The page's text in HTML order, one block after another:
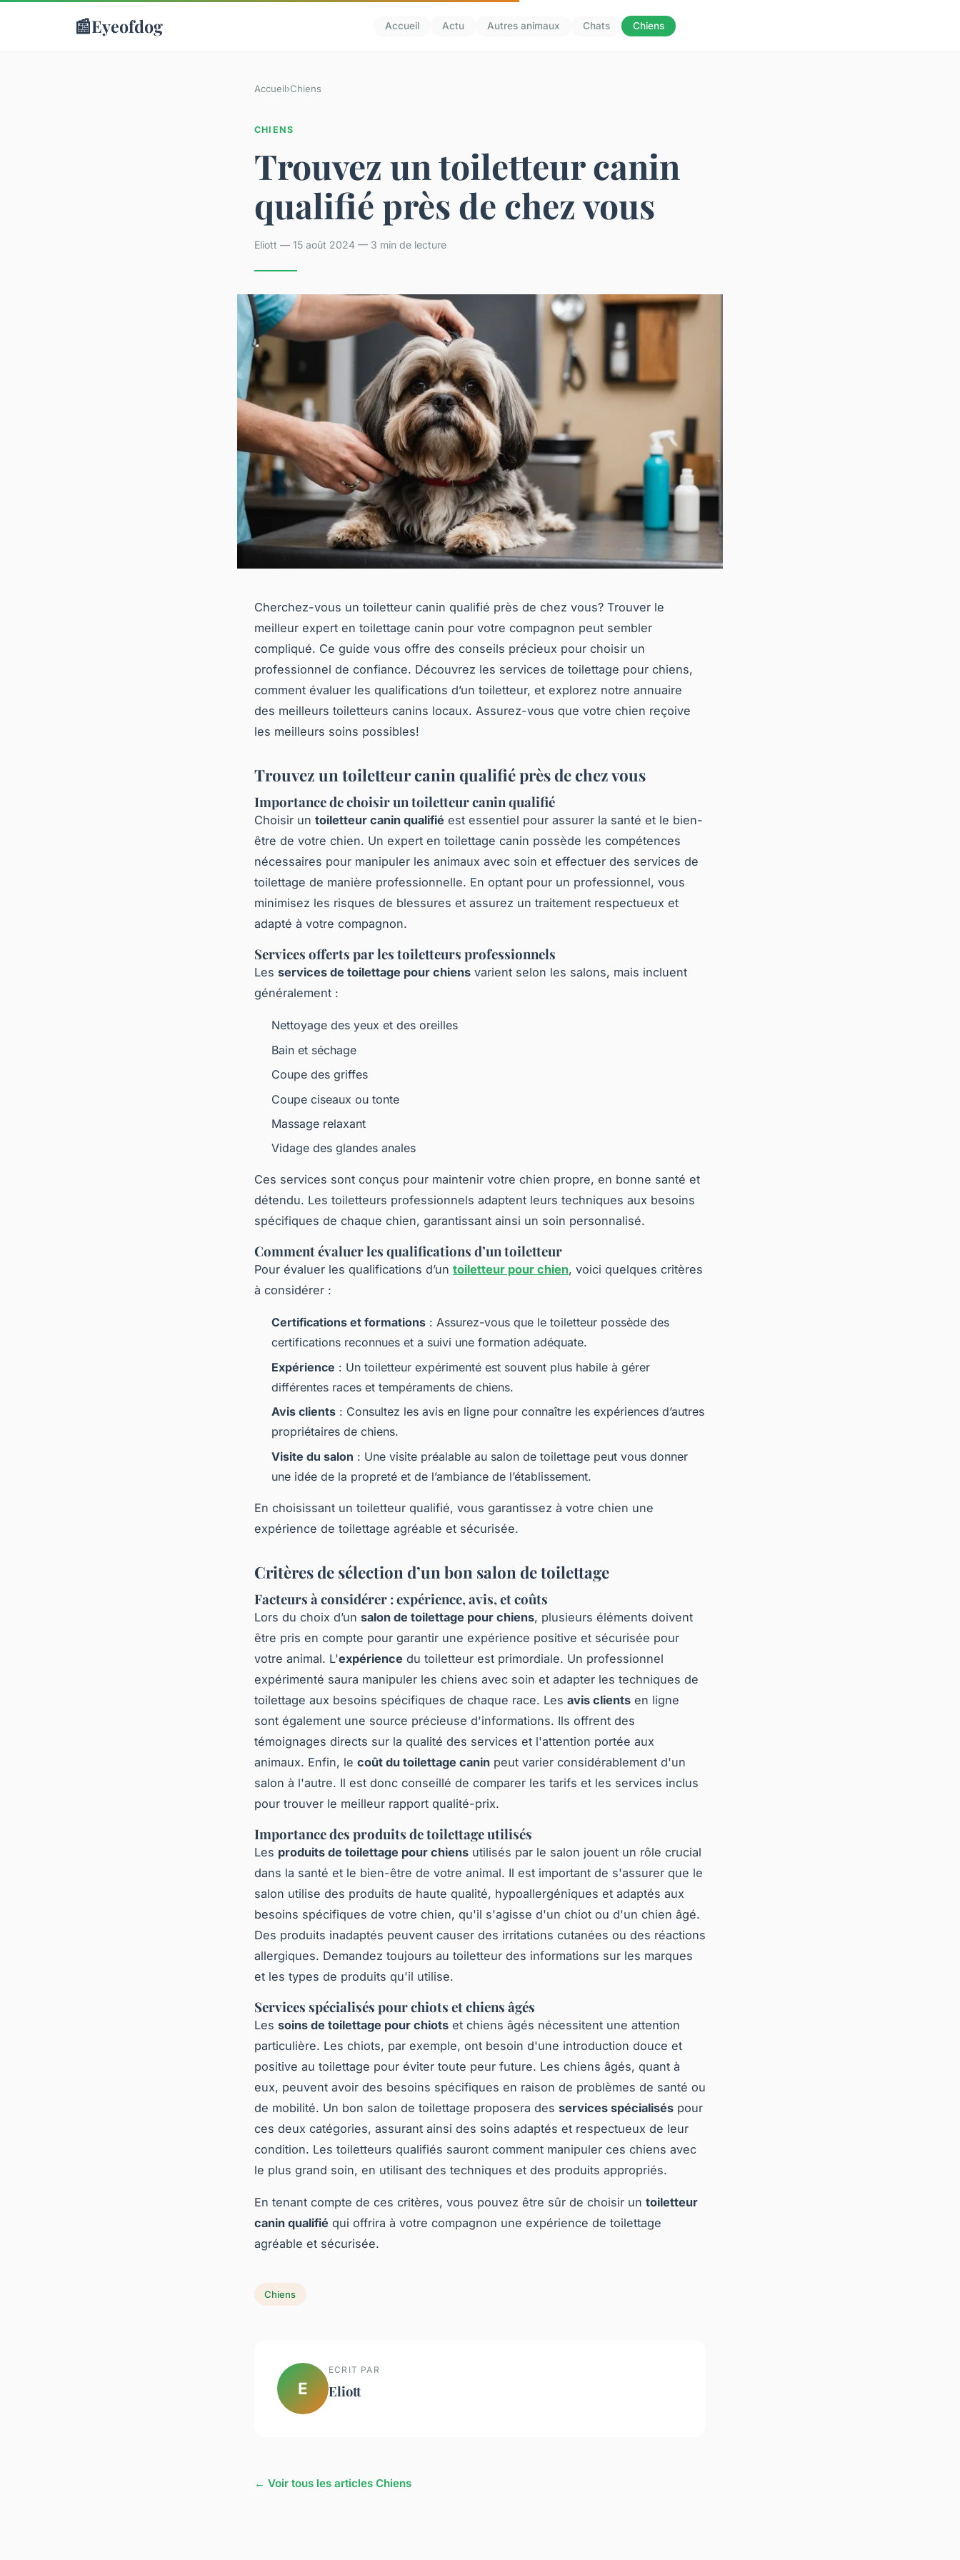
📰Eyeofdog Accueil Actu Autres animaux Chats Chiens
Accueil›Chiens
CHIENS
Trouvez un toiletteur canin
qualifié près de chez vous
Eliott — 15 août 2024 — 3 min de lecture
Cherchez-vous un toiletteur canin qualifié près de chez vous? Trouver le
meilleur expert en toilettage canin pour votre compagnon peut sembler
compliqué. Ce guide vous offre des conseils précieux pour choisir un
professionnel de confiance. Découvrez les services de toilettage pour chiens,
comment évaluer les qualifications d’un toiletteur, et explorez notre annuaire
des meilleurs toiletteurs canins locaux. Assurez-vous que votre chien reçoive
les meilleurs soins possibles!
Trouvez un toiletteur canin qualifié près de chez vous
Importance de choisir un toiletteur canin qualifié
Choisir un toiletteur canin qualifié est essentiel pour assurer la santé et le bien-
être de votre chien. Un expert en toilettage canin possède les compétences
nécessaires pour manipuler les animaux avec soin et effectuer des services de
toilettage de manière professionnelle. En optant pour un professionnel, vous
minimisez les risques de blessures et assurez un traitement respectueux et
adapté à votre compagnon.
Services offerts par les toiletteurs professionnels
Les services de toilettage pour chiens varient selon les salons, mais incluent
généralement :
Nettoyage des yeux et des oreilles
Bain et séchage
Coupe des griffes
Coupe ciseaux ou tonte
Massage relaxant
Vidage des glandes anales
Ces services sont conçus pour maintenir votre chien propre, en bonne santé et
détendu. Les toiletteurs professionnels adaptent leurs techniques aux besoins
spécifiques de chaque chien, garantissant ainsi un soin personnalisé.
Comment évaluer les qualifications d’un toiletteur
Pour évaluer les qualifications d’un toiletteur pour chien, voici quelques critères
à considérer :
Certifications et formations : Assurez-vous que le toiletteur possède des
certifications reconnues et a suivi une formation adéquate.
Expérience : Un toiletteur expérimenté est souvent plus habile à gérer
différentes races et tempéraments de chiens.
Avis clients : Consultez les avis en ligne pour connaître les expériences d’autres
propriétaires de chiens.
Visite du salon : Une visite préalable au salon de toilettage peut vous donner
une idée de la propreté et de l’ambiance de l’établissement.
En choisissant un toiletteur qualifié, vous garantissez à votre chien une
expérience de toilettage agréable et sécurisée.
Critères de sélection d’un bon salon de toilettage
Facteurs à considérer : expérience, avis, et coûts
Lors du choix d’un salon de toilettage pour chiens, plusieurs éléments doivent
être pris en compte pour garantir une expérience positive et sécurisée pour
votre animal. L'expérience du toiletteur est primordiale. Un professionnel
expérimenté saura manipuler les chiens avec soin et adapter les techniques de
toilettage aux besoins spécifiques de chaque race. Les avis clients en ligne
sont également une source précieuse d'informations. Ils offrent des
témoignages directs sur la qualité des services et l'attention portée aux
animaux. Enfin, le coût du toilettage canin peut varier considérablement d'un
salon à l'autre. Il est donc conseillé de comparer les tarifs et les services inclus
pour trouver le meilleur rapport qualité-prix.
Importance des produits de toilettage utilisés
Les produits de toilettage pour chiens utilisés par le salon jouent un rôle crucial
dans la santé et le bien-être de votre animal. Il est important de s'assurer que le
salon utilise des produits de haute qualité, hypoallergéniques et adaptés aux
besoins spécifiques de votre chien, qu'il s'agisse d'un chiot ou d'un chien âgé.
Des produits inadaptés peuvent causer des irritations cutanées ou des réactions
allergiques. Demandez toujours au toiletteur des informations sur les marques
et les types de produits qu'il utilise.
Services spécialisés pour chiots et chiens âgés
Les soins de toilettage pour chiots et chiens âgés nécessitent une attention
particulière. Les chiots, par exemple, ont besoin d'une introduction douce et
positive au toilettage pour éviter toute peur future. Les chiens âgés, quant à
eux, peuvent avoir des besoins spécifiques en raison de problèmes de santé ou
de mobilité. Un bon salon de toilettage proposera des services spécialisés pour
ces deux catégories, assurant ainsi des soins adaptés et respectueux de leur
condition. Les toiletteurs qualifiés sauront comment manipuler ces chiens avec
le plus grand soin, en utilisant des techniques et des produits appropriés.
En tenant compte de ces critères, vous pouvez être sûr de choisir un toiletteur
canin qualifié qui offrira à votre compagnon une expérience de toilettage
agréable et sécurisée.
Chiens
E
ECRIT PAR
Eliott
← Voir tous les articles Chiens